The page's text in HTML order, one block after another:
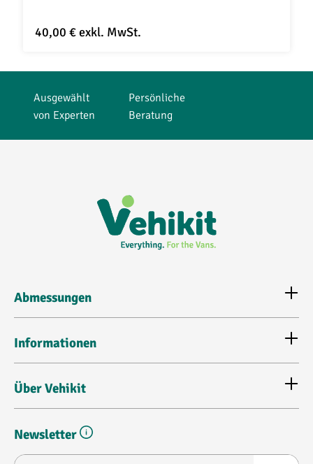
40,00 €exkl. MwSt.
Ausgewählt
von Experten
Persönliche
Beratung
Abmessungen
Informationen
Über Vehikit
Newsletter